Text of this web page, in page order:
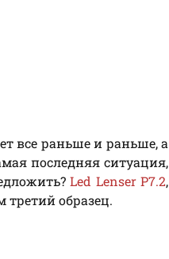
все раньше и раньше, а
последняя ситуация,
Led Lenser P7.2,
третий образец.